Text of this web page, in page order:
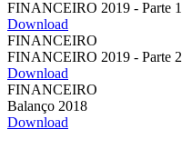
FINANCEIRO 2019 - Parte 1
Download
FINANCEIRO
FINANCEIRO 2019 - Parte 2
Download
FINANCEIRO
Balanço 2018
Download